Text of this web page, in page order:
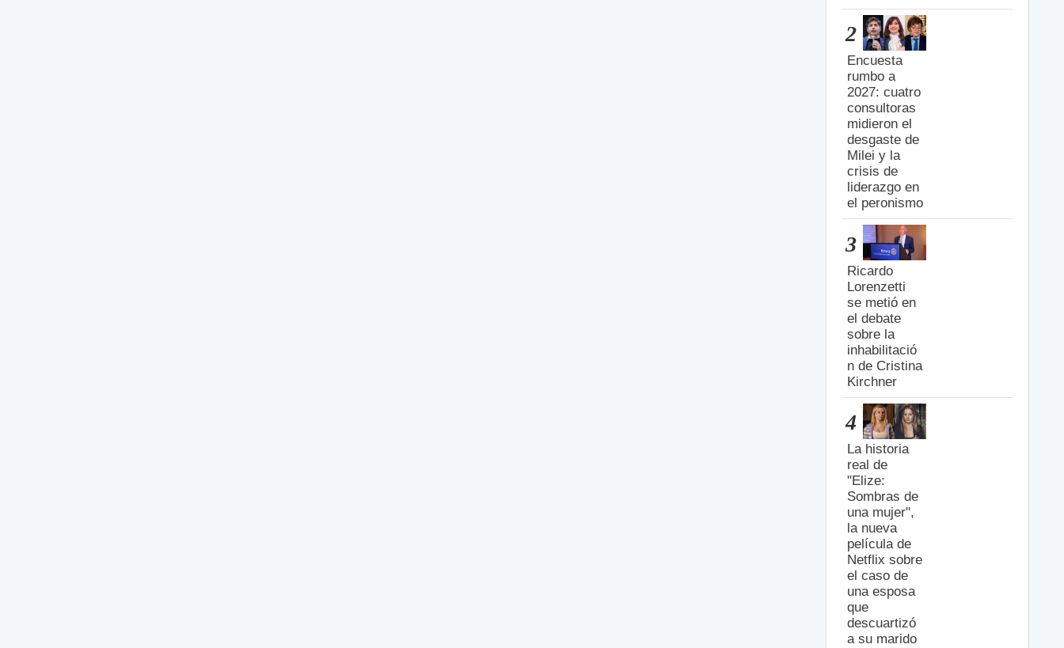
2
Encuesta
rumbo a
2027: cuatro
consultoras
midieron el
desgaste de
Milei y la
crisis de
liderazgo en
el peronismo
3
Ricardo
Lorenzetti
se metió en
el debate
sobre la
inhabilitació
n de Cristina
Kirchner
4
La historia
real de
"Elize:
Sombras de
una mujer",
la nueva
película de
Netflix sobre
el caso de
una esposa
que
descuartizó
a su marido